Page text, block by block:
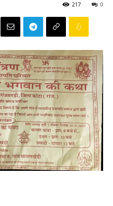
0
217